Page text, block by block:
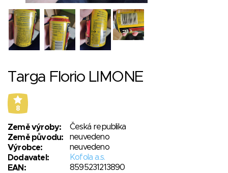
Targa Florio LIMONE
8
Země výroby:
Česká republika
Země původu:
neuvedeno
Výrobce:
neuvedeno
Dodavatel:
Kofola a.s.
EAN:
8595231213890